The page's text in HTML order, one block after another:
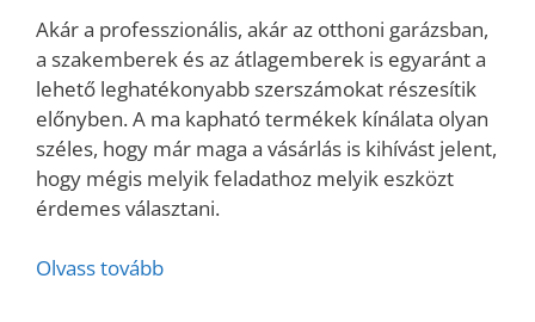
Akár a professzionális, akár az otthoni garázsban,
a szakemberek és az átlagemberek is egyaránt a
lehető leghatékonyabb szerszámokat részesítik
előnyben. A ma kapható termékek kínálata olyan
széles, hogy már maga a vásárlás is kihívást jelent,
hogy mégis melyik feladathoz melyik eszközt
érdemes választani.
Olvass tovább